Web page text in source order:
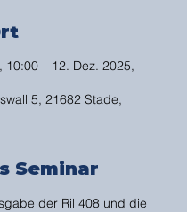
10:00 – 12. Dez. 2025,
5, 21682 Stade,
Seminar
der Ril 408 und die